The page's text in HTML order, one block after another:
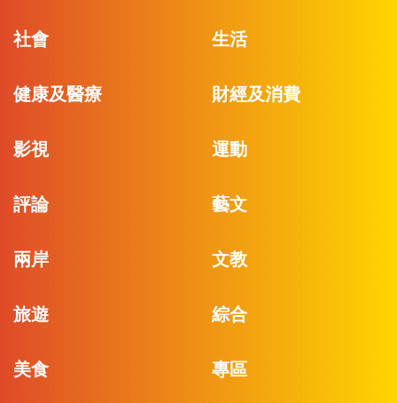
社會 生活
健康及醫療 財經及消費
影視 運動
評論 藝文
兩岸 文教
旅遊 綜合
美食 專區